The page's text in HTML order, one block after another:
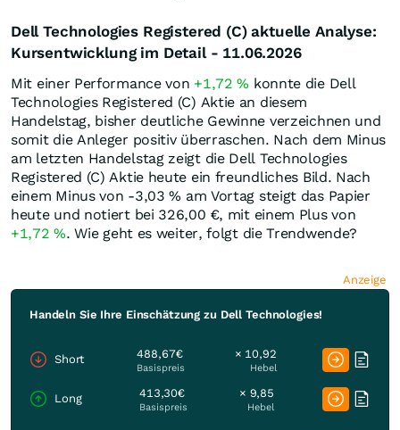
Dell Technologies Registered (C) aktuelle Analyse:
Kursentwicklung im Detail - 11.06.2026
Mit einer Performance von +1,72% konnte die Dell
Technologies Registered (C) Aktie an diesem
Handelstag, bisher deutliche Gewinne verzeichnen und
somit die Anleger positiv überraschen. Nach dem Minus
am letzten Handelstag zeigt die Dell Technologies
Registered (C) Aktie heute ein freundliches Bild. Nach
einem Minus von -3,03% am Vortag steigt das Papier
heute und notiert bei 326,00 €, mit einem Plus von
+1,72%. Wie geht es weiter, folgt die Trendwende?
Anzeige
Handeln Sie Ihre Einschätzung zu Dell Technologies!
Short 488,67€
Basispreis
× 10,92
Hebel
Long 413,30€
Basispreis
× 9,85
Hebel